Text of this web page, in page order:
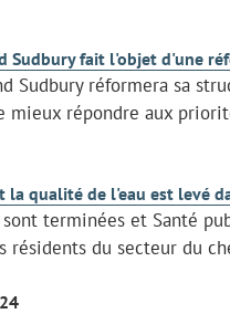
Sudbury fait l'objet d'une
Sudbury réformera sa
mieux répondre aux
la qualité de l'eau est levé
sont terminées et Santé
résidents du secteur du